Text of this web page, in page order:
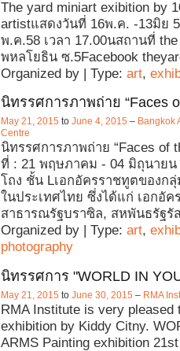
The yard miniart exibition by
artistแสดงวันที่ 16พ.ค. -13มิย
พ.ค.58 เวลา 17.00นสถานที่
พหลโยธิน ซ.5Facebook
Organized by | Type: art,
นิทรรศการภาพถ่าย “Faces
May 21, 2015 to June 4, 2015 – Bangkok
Centre
นิทรรศการภาพถ่าย “Faces of
ที่ : 21 พฤษภาคม - 04 มิถุนายน
โถง ชั้น Lเอกอัครราชทูตของก
ในประเทศไทย ซึ่งได้แก่ เอกอั
สาธารณรัฐบราซิล, สหพันธรัฐรั
Organized by | Type: art,
photography
นิทรรศการ "WORLD IN
May 21, 2015 to June 30, 2015 – RMA
RMA Institute is very pleased
exhibition by Kiddy Citny.
ARMS Painting exhibition